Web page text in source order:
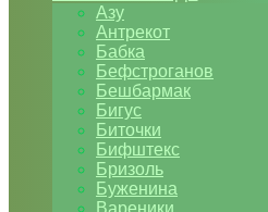
Азу
Антрекот
Бабка
Бефстроганов
Бешбармак
Бигус
Биточки
Бифштекс
Бризоль
Буженина
Вареники